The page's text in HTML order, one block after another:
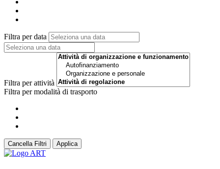
Filtra per data
Filtra per attività
Filtra per modalità di trasporto
Cancella Filtri Applica